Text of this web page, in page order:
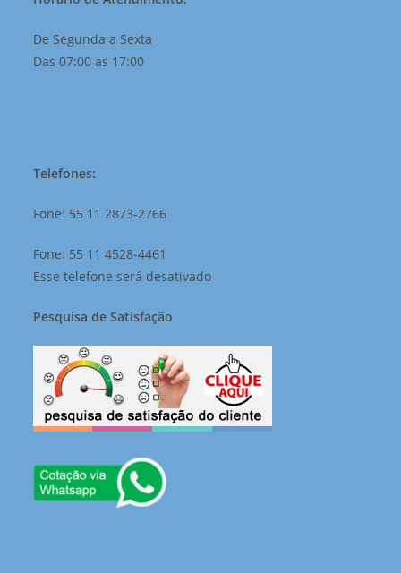
De Segunda a Sexta
Das 07:00 as 17:00
Telefones:
Fone: 55 11 2873-2766
Fone: 55 11 4528-4461
Esse telefone será desativado
Pesquisa de Satisfação